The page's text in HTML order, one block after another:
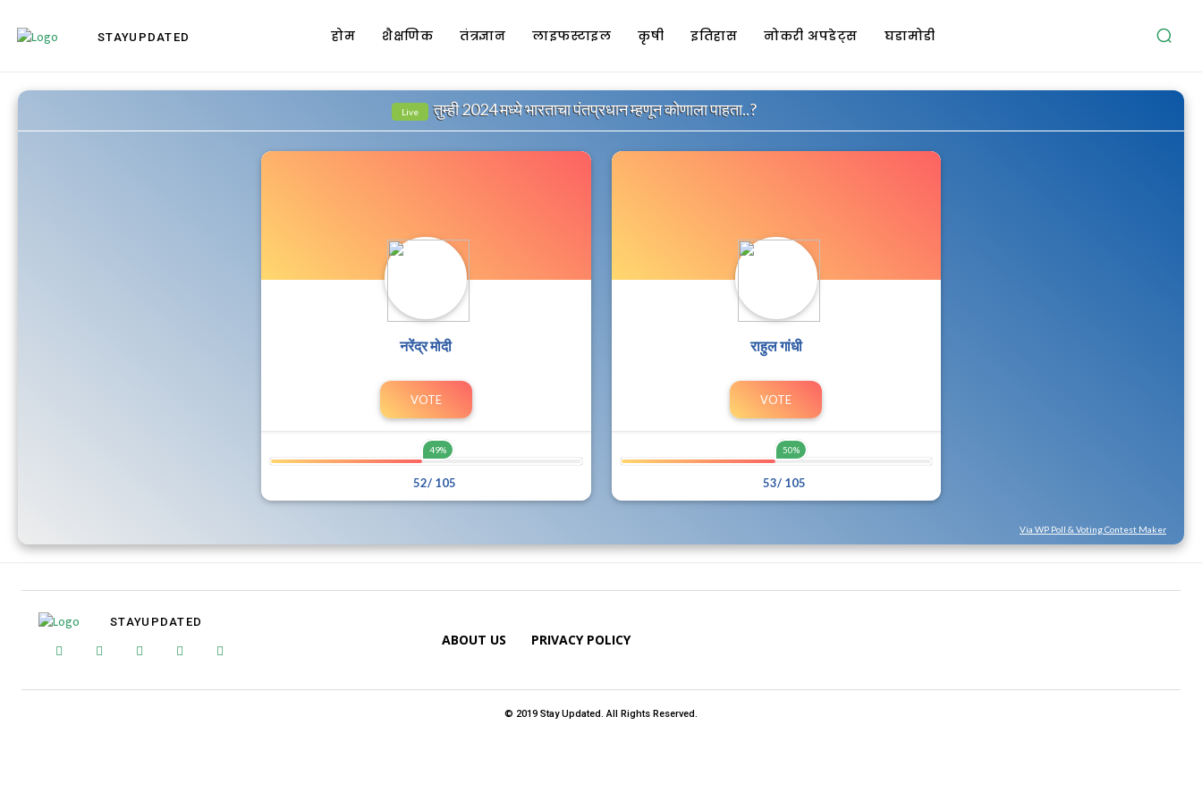
STAYUPDATED होम शैक्षणिक तंत्रज्ञान लाइफस्टाइल कृषी इतिहास नोकरी अपडेट्स घडामोडी
Live तुम्ही 2024 मध्ये भारताचा पंतप्रधान म्हणून कोणाला पाहता..?
नरेंद्र मोदी
49%
49%52/ 105
राहुल गांधी
50%
50%53/ 105
Via WP Poll & Voting Contest Maker
STAYUPDATED
ABOUT US PRIVACY POLICY
© 2019 Stay Updated. All Rights Reserved.